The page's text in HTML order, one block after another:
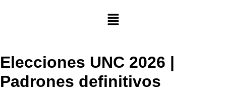
Elecciones UNC 2026 |
Padrones definitivos